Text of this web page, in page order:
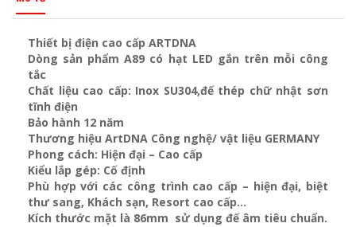
Thiết bị điện cao cấp ARTDNA
Dòng sản phẩm A89 có hạt LED gắn trên mỗi công
tắc
Chất liệu cao cấp: Inox SU304,đế thép chữ nhật sơn
tĩnh điện
Bảo hành 12 năm
Thương hiệu ArtDNA Công nghệ/ vật liệu GERMANY
Phong cách: Hiện đại – Cao cấp
Kiểu lắp gép: Cố định
Phù hợp với các công trình cao cấp – hiện đại, biệt
thư sang, Khách sạn, Resort cao cấp…
Kích thước mặt là 86mm sử dụng đế âm tiêu chuẩn.